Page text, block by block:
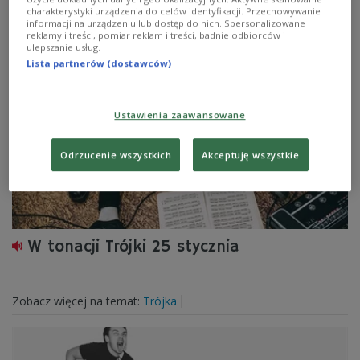
Zobacz więcej na temat:Trójka
W tonacji Trójki 25 stycznia
Zobacz więcej na temat: Trójka
charakterystyki urządzenia do celów identyfikacji. Przechowywanie
informacji na urządzeniu lub dostęp do nich. Spersonalizowane
reklamy i treści, pomiar reklam i treści, badnie odbiorców i
ulepszanie usług.
Lista partnerów (dostawców)
Ustawienia zaawansowane
Odrzucenie wszystkich Akceptuję wszystkie